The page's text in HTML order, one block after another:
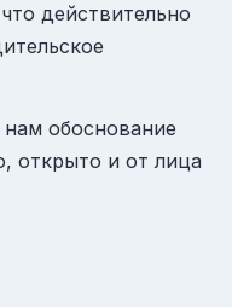
действительно
обоснование
открыто и от лица